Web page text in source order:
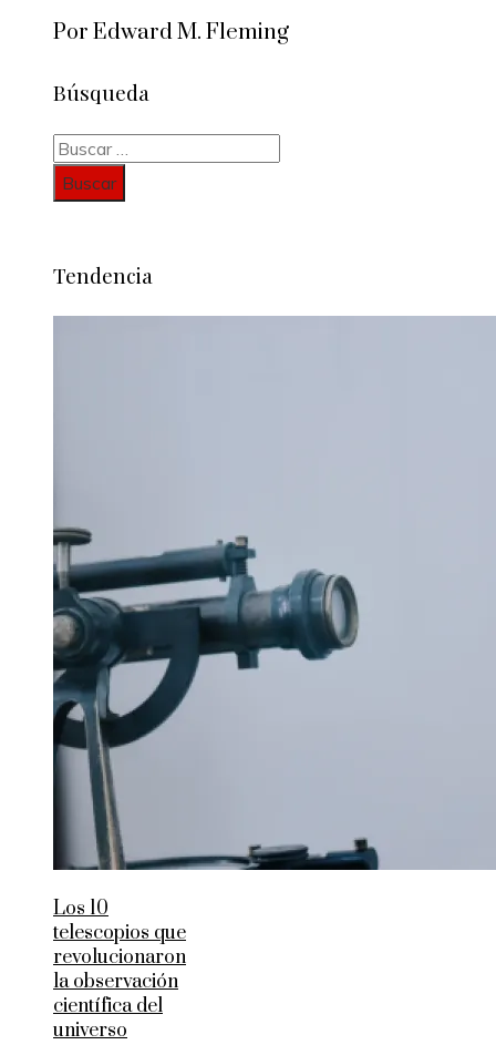
Por Edward M. Fleming
Búsqueda
Buscar:
Tendencia
Los 10
telescopios que
revolucionaron
la observación
científica del
universo